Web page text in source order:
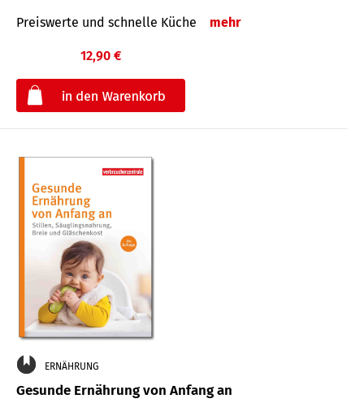
Preiswerte und schnelle Küche mehr
12,90 €
ERNÄHRUNG
Gesunde Ernährung von Anfang an